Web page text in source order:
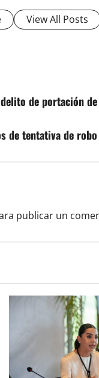
View All Posts
de portación
de tentativa de
publicar un